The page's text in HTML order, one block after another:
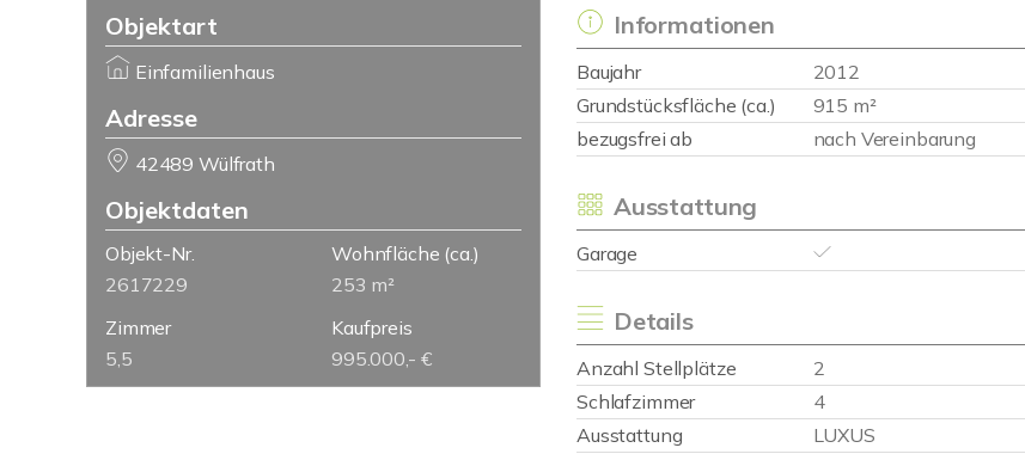
Objektart
Einfamilienhaus
Adresse
42489 Wülfrath
Objektdaten
Objekt-Nr.
2617229
Wohnfläche (ca.)
253 m²
Zimmer
5,5
Kaufpreis
995.000,- €
Informationen
Baujahr 2012
Grundstücksfläche (ca.)
915 m²
bezugsfrei ab
nach Vereinbarung
Ausstattung
Garage
Details
Anzahl Stellplätze 2
Schlafzimmer
4
Ausstattung
LUXUS